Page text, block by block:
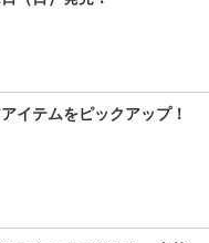
イテムをピックアップ！